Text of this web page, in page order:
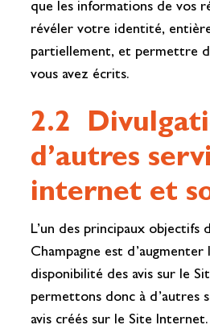
que les informations de vos
révéler votre identité,
partiellement, et permettre
vous avez écrits.
2.2
d’autres
internet et
L’un des principaux objectifs
Champagne est
disponibilité des avis sur le
permettons donc à d’autres
avis créés sur le Site